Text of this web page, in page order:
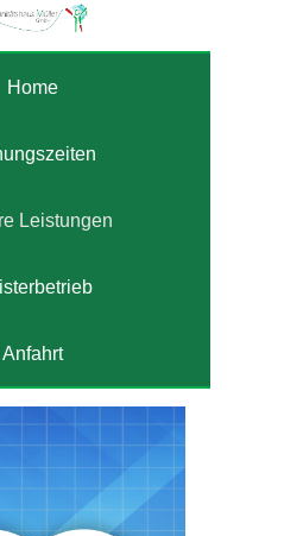
Home
Leistungen
Anfahrt